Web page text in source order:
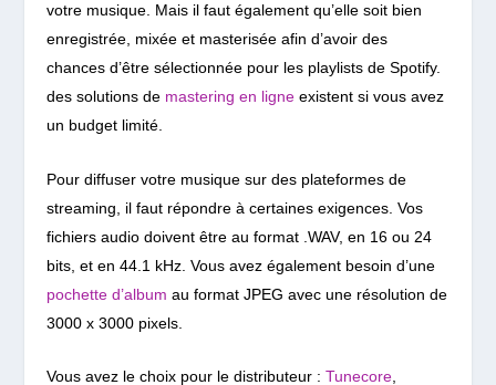
votre musique. Mais il faut également qu’elle soit bien
enregistrée, mixée et masterisée afin d’avoir des
chances d’être sélectionnée pour les playlists de Spotify.
des solutions de mastering en ligne existent si vous avez
un budget limité.
Pour diffuser votre musique sur des plateformes de
streaming, il faut répondre à certaines exigences. Vos
fichiers audio doivent être au format .WAV, en 16 ou 24
bits, et en 44.1 kHz. Vous avez également besoin d’une
pochette d’album au format JPEG avec une résolution de
3000 x 3000 pixels.
Vous avez le choix pour le distributeur :Tunecore